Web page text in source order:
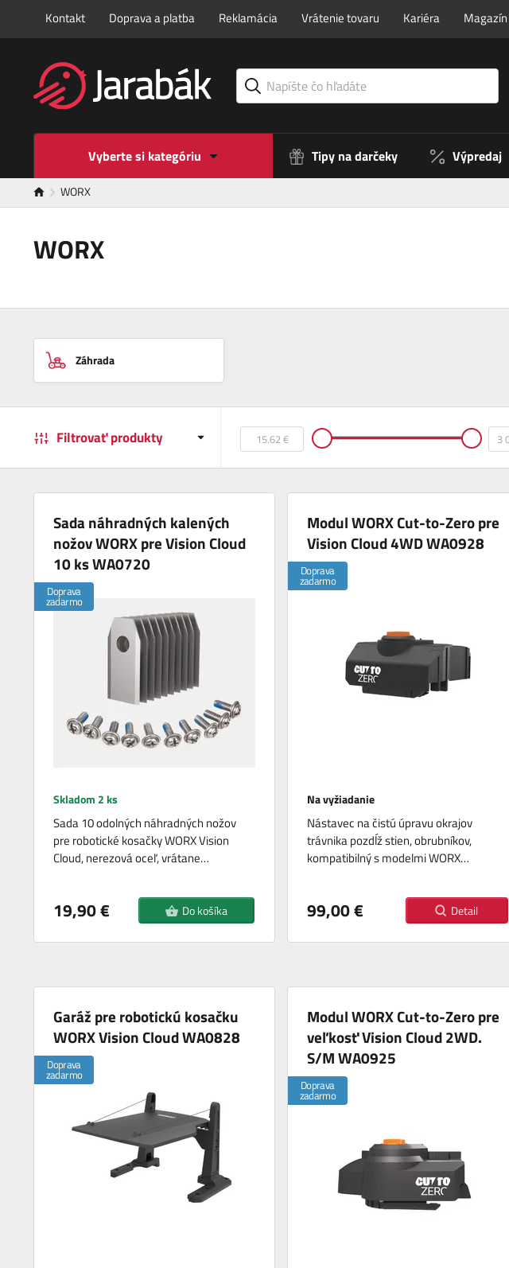
Kontakt Doprava a platba Reklamácia Vrátenie tovaru Kariéra Magazín
Vyberte si kategóriu Tipy na darčeky Výpredaj
WORX
WORX
Záhrada
Filtrovať produkty
Sada náhradných kalených
nožov WORX pre Vision Cloud
10 ks WA0720
Doprava
zadarmo
Skladom 2 ks
Sada 10 odolných náhradných nožov
pre robotické kosačky WORX Vision
Cloud, nerezová oceľ, vrátane…
19,90 € Do košíka
Modul WORX Cut-to-Zero pre
Vision Cloud 4WD WA0928
Doprava
zadarmo
Na vyžiadanie
Nástavec na čistú úpravu okrajov
trávnika pozdĺž stien, obrubníkov,
kompatibilný s modelmi WORX…
99,00 € Detail
Garáž pre robotickú kosačku
WORX Vision Cloud WA0828
Doprava
zadarmo
Modul WORX Cut-to-Zero pre
veľkosť Vision Cloud 2WD.
S/M WA0925
Doprava
zadarmo